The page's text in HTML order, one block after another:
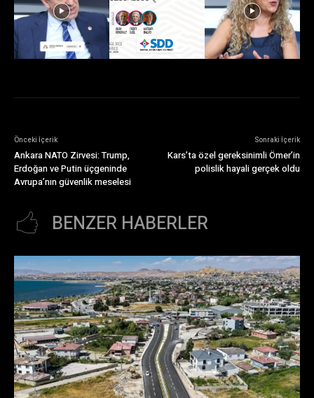
Önceki İçerik
Ankara NATO Zirvesi: Trump,
Erdoğan ve Putin üçgeninde
Avrupa’nın güvenlik meselesi
Sonraki İçerik
Kars’ta özel gereksinimli Ömer’in
polislik hayali gerçek oldu
BENZER HABERLER